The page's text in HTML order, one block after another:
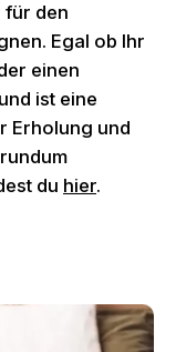
für den
Egal ob Ihr
einen
ist eine
Erholung und
du hier.